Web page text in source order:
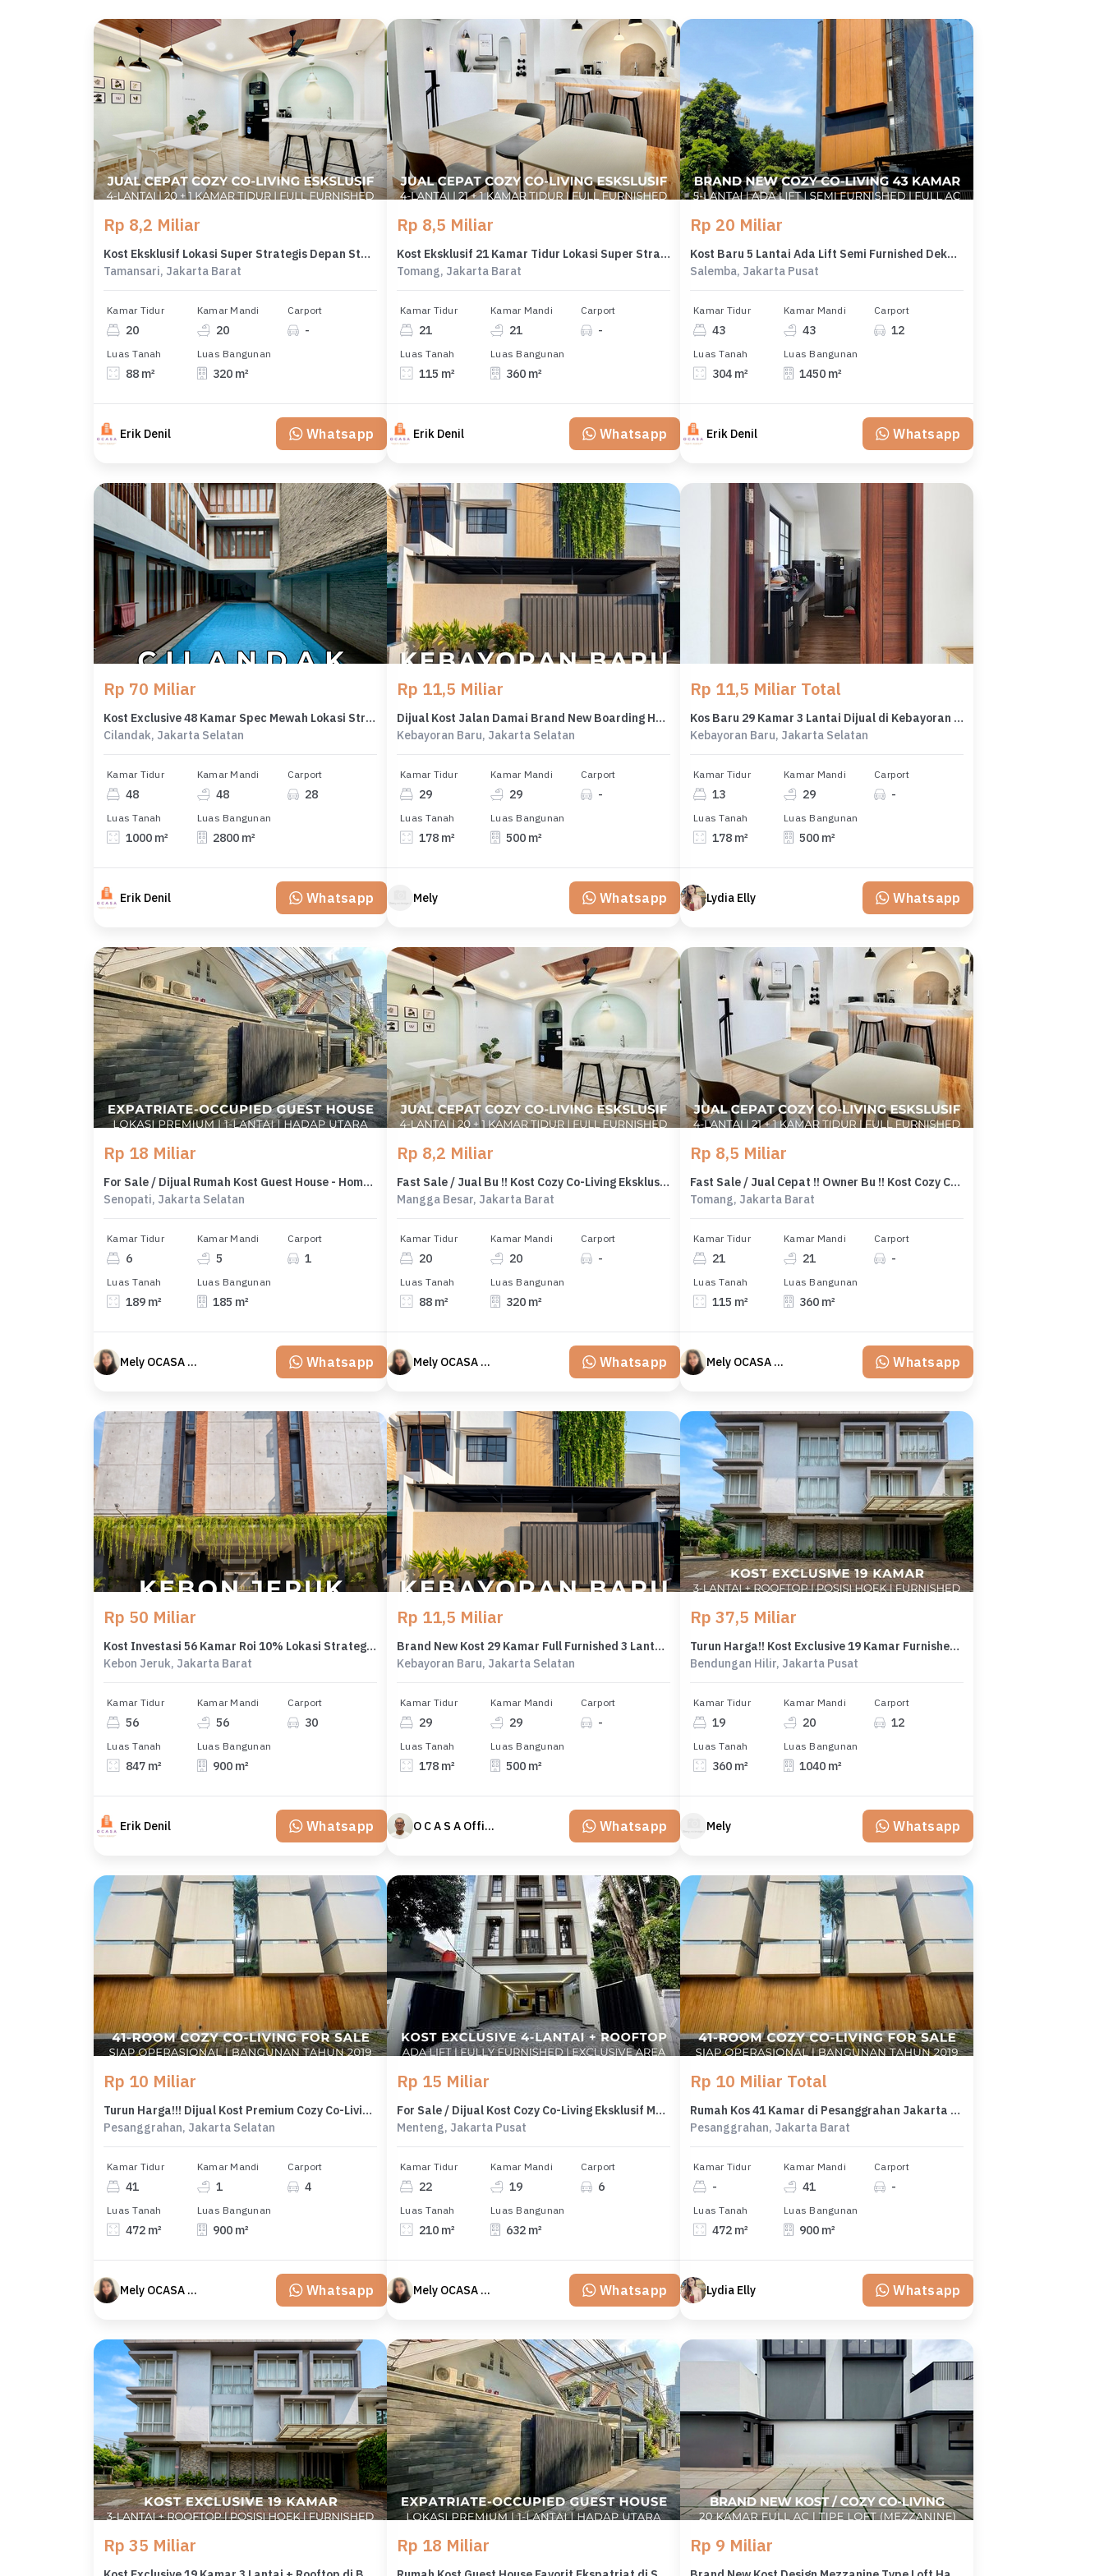
Rp 8,2 Miliar
Kost Eksklusif Lokasi Super Strategis Depan Stasiun MRT Tamansari
Tamansari, Jakarta Barat
Kamar Tidur
20
Kamar Mandi
20
Carport
-
Luas Tanah
88 m²
Luas Bangunan
320 m²
Erik Denil Whatsapp
Rp 8,5 Miliar
Kost Eksklusif 21 Kamar Tidur Lokasi Super Strategis di Tomang
Tomang, Jakarta Barat
Kamar Tidur
21
Kamar Mandi
21
Carport
-
Luas Tanah
115 m²
Luas Bangunan
360 m²
Erik Denil Whatsapp
Rp 20 Miliar
Kost Baru 5 Lantai Ada Lift Semi Furnished Dekat Ui Salemba
Salemba, Jakarta Pusat
Kamar Tidur
43
Kamar Mandi
43
Carport
12
Luas Tanah
304 m²
Luas Bangunan
1450 m²
Erik Denil Whatsapp
Rp 70 Miliar
Kost Exclusive 48 Kamar Spec Mewah Lokasi Strategis di Cilandak
Cilandak, Jakarta Selatan
Kamar Tidur
48
Kamar Mandi
48
Carport
28
Luas Tanah
1000 m²
Luas Bangunan
2800 m²
Erik Denil Whatsapp
Rp 11,5 Miliar
Dijual Kost Jalan Damai Brand New Boarding House Fully Furnished di Kebayoran Baru
Kebayoran Baru, Jakarta Selatan
Kamar Tidur
29
Kamar Mandi
29
Carport
-
Luas Tanah
178 m²
Luas Bangunan
500 m²
Mely Whatsapp
Rp 11,5 Miliar Total
Kos Baru 29 Kamar 3 Lantai Dijual di Kebayoran Baru Cocok untuk Investasi
Kebayoran Baru, Jakarta Selatan
Kamar Tidur
13
Kamar Mandi
29
Carport
-
Luas Tanah
178 m²
Luas Bangunan
500 m²
Lydia Elly Whatsapp
Rp 18 Miliar
For Sale / Dijual Rumah Kost Guest House - Home To Long-Term Expat Tenants Senopati - Scbd - Widya Chandra, Kebayoran Baru - Ocasa4873
Senopati, Jakarta Selatan
Kamar Tidur
6
Kamar Mandi
5
Carport
1
Luas Tanah
189 m²
Luas Bangunan
185 m²
Mely OCASA PROPERTY Whatsapp
Rp 8,2 Miliar
Fast Sale / Jual Bu !! Kost Cozy Co-Living Eksklusif di Mangga Besar - Taman Sari Lokasi Strategis Tepat di Depan Stasiun MRT Jakarta Barat Roi 7,9% Full Occupancy - Income 54 Juta/Bln! - Ocasa4868
Mangga Besar, Jakarta Barat
Kamar Tidur
20
Kamar Mandi
20
Carport
-
Luas Tanah
88 m²
Luas Bangunan
320 m²
Mely OCASA PROPERTY Whatsapp
Rp 8,5 Miliar
Fast Sale / Jual Cepat !! Owner Bu !! Kost Cozy Co-Living Eksklusif di Tomang - Jakarta Barat Roi 8,3% Full Occupancy - Income 59 Juta/Bln! - Ocasa4867
Tomang, Jakarta Barat
Kamar Tidur
21
Kamar Mandi
21
Carport
-
Luas Tanah
115 m²
Luas Bangunan
360 m²
Mely OCASA PROPERTY Whatsapp
Rp 50 Miliar
Kost Investasi 56 Kamar Roi 10% Lokasi Strategis di Kebon Jeruk
Kebon Jeruk, Jakarta Barat
Kamar Tidur
56
Kamar Mandi
56
Carport
30
Luas Tanah
847 m²
Luas Bangunan
900 m²
Erik Denil Whatsapp
Rp 11,5 Miliar
Brand New Kost 29 Kamar Full Furnished 3 Lantai di Kebayoran Baru
Kebayoran Baru, Jakarta Selatan
Kamar Tidur
29
Kamar Mandi
29
Carport
-
Luas Tanah
178 m²
Luas Bangunan
500 m²
O C A S A Official property perfected Whatsapp
Rp 37,5 Miliar
Turun Harga!! Kost Exclusive 19 Kamar Furnished Posisi Hoek di Bendungan Hilir
Bendungan Hilir, Jakarta Pusat
Kamar Tidur
19
Kamar Mandi
20
Carport
12
Luas Tanah
360 m²
Luas Bangunan
1040 m²
Mely Whatsapp
Rp 10 Miliar
Turun Harga!!! Dijual Kost Premium Cozy Co-Living Siap Operasional di Pesanggrahan Jakarta Selatan
Pesanggrahan, Jakarta Selatan
Kamar Tidur
41
Kamar Mandi
1
Carport
4
Luas Tanah
472 m²
Luas Bangunan
900 m²
Mely OCASA PROPERTY Whatsapp
Rp 15 Miliar
For Sale / Dijual Kost Cozy Co-Living Eksklusif Menteng Area - Jakarta Pusat Area Eksklusif, Investasi Premium - Ocasa4951
Menteng, Jakarta Pusat
Kamar Tidur
22
Kamar Mandi
19
Carport
6
Luas Tanah
210 m²
Luas Bangunan
632 m²
Mely OCASA PROPERTY Whatsapp
Rp 10 Miliar Total
Rumah Kos 41 Kamar di Pesanggrahan Jakarta Selatan
Pesanggrahan, Jakarta Barat
Kamar Tidur
-
Kamar Mandi
41
Carport
-
Luas Tanah
472 m²
Luas Bangunan
900 m²
Lydia Elly Whatsapp
Rp 35 Miliar Rp 18 Miliar Rp 9 Miliar